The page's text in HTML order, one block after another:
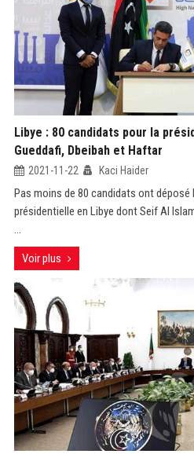
Libye : 80 candidats pour la
Gueddafi, Dbeibah et Haftar
2021-11-22 Kaci Haider
Pas moins de 80 candidats ont
présidentielle en Libye dont Seif Al
...
Voir plus